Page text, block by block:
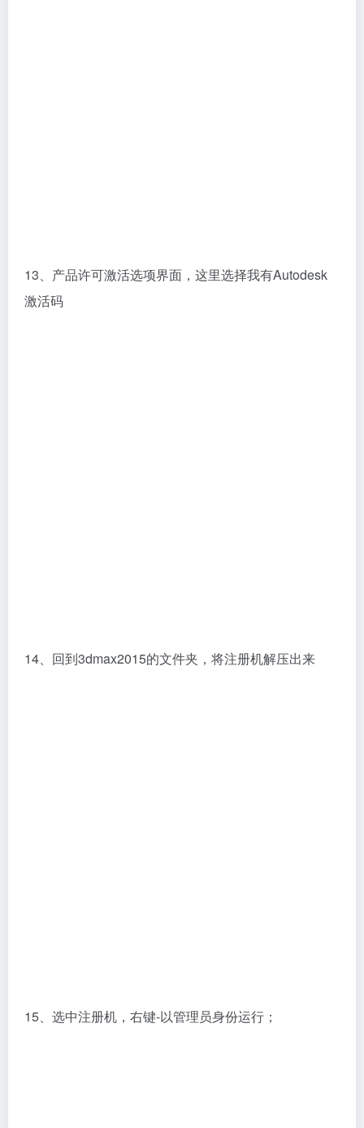
13、产品许可激活选项界面，这里选择我有Autodesk
激活码
14、回到3dmax2015的文件夹，将注册机解压出来
15、选中注册机，右键-以管理员身份运行；